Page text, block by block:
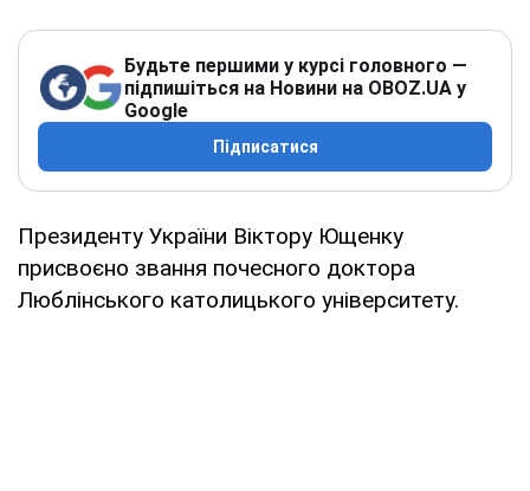
Будьте першими у курсі головного —
підпишіться на Новини на OBOZ.UA у
Google
Підписатися
Президенту України Віктору Ющенку
присвоєно звання почесного доктора
Люблінського католицького університету.